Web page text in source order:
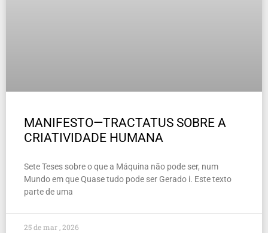
MANIFESTO—TRACTATUS SOBRE A
CRIATIVIDADE HUMANA
Sete Teses sobre o que a Máquina não pode ser, num
Mundo em que Quase tudo pode ser Gerado i. Este texto
parte de uma
25 de mar , 2026